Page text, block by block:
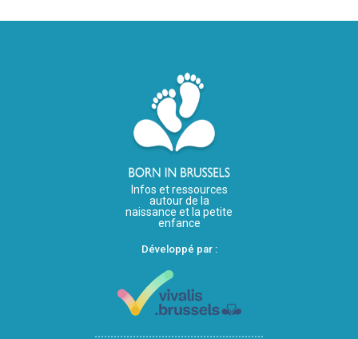
Infos et ressources
autour de la
naissance et la petite
enfance
Développé par :